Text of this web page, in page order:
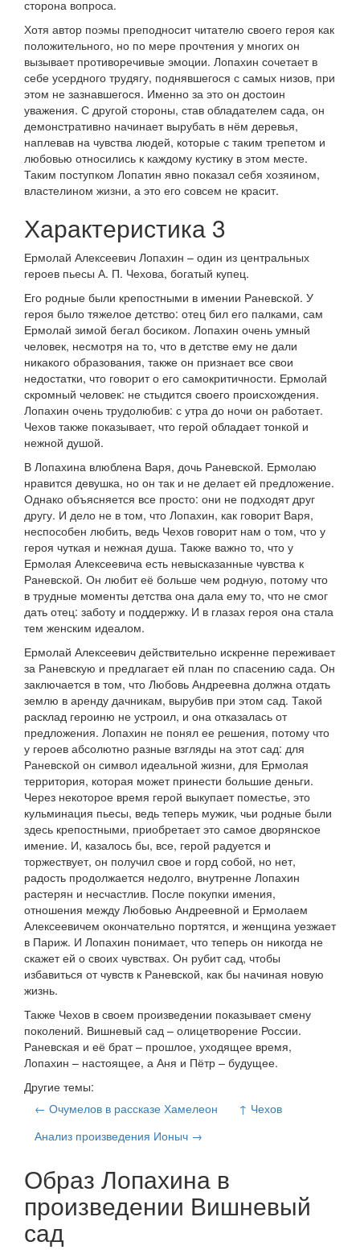
сторона вопроса.
Хотя автор поэмы преподносит читателю своего героя как
положительного, но по мере прочтения у многих он
вызывает противоречивые эмоции. Лопахин сочетает в
себе усердного трудягу, поднявшегося с самых низов, при
этом не зазнавшегося. Именно за это он достоин
уважения. С другой стороны, став обладателем сада, он
демонстративно начинает вырубать в нём деревья,
наплевав на чувства людей, которые с таким трепетом и
любовью относились к каждому кустику в этом месте.
Таким поступком Лопатин явно показал себя хозяином,
властелином жизни, а это его совсем не красит.
Характеристика 3
Ермолай Алексеевич Лопахин – один из центральных
героев пьесы А. П. Чехова, богатый купец.
Его родные были крепостными в имении Раневской. У
героя было тяжелое детство: отец бил его палками, сам
Ермолай зимой бегал босиком. Лопахин очень умный
человек, несмотря на то, что в детстве ему не дали
никакого образования, также он признает все свои
недостатки, что говорит о его самокритичности. Ермолай
скромный человек: не стыдится своего происхождения.
Лопахин очень трудолюбив: с утра до ночи он работает.
Чехов также показывает, что герой обладает тонкой и
нежной душой.
В Лопахина влюблена Варя, дочь Раневской. Ермолаю
нравится девушка, но он так и не делает ей предложение.
Однако объясняется все просто: они не подходят друг
другу. И дело не в том, что Лопахин, как говорит Варя,
неспособен любить, ведь Чехов говорит нам о том, что у
героя чуткая и нежная душа. Также важно то, что у
Ермолая Алексеевича есть невысказанные чувства к
Раневской. Он любит её больше чем родную, потому что
в трудные моменты детства она дала ему то, что не смог
дать отец: заботу и поддержку. И в глазах героя она стала
тем женским идеалом.
Ермолай Алексеевич действительно искренне переживает
за Раневскую и предлагает ей план по спасению сада. Он
заключается в том, что Любовь Андреевна должна отдать
землю в аренду дачникам, вырубив при этом сад. Такой
расклад героиню не устроил, и она отказалась от
предложения. Лопахин не понял ее решения, потому что
у героев абсолютно разные взгляды на этот сад: для
Раневской он символ идеальной жизни, для Ермолая
территория, которая может принести большие деньги.
Через некоторое время герой выкупает поместье, это
кульминация пьесы, ведь теперь мужик, чьи родные были
здесь крепостными, приобретает это самое дворянское
имение. И, казалось бы, все, герой радуется и
торжествует, он получил свое и горд собой, но нет,
радость продолжается недолго, внутренне Лопахин
растерян и несчастлив. После покупки имения,
отношения между Любовью Андреевной и Ермолаем
Алексеевичем окончательно портятся, и женщина уезжает
в Париж. И Лопахин понимает, что теперь он никогда не
скажет ей о своих чувствах. Он рубит сад, чтобы
избавиться от чувств к Раневской, как бы начиная новую
жизнь.
Также Чехов в своем произведении показывает смену
поколений. Вишневый сад – олицетворение России.
Раневская и её брат – прошлое, уходящее время,
Лопахин – настоящее, а Аня и Пётр – будущее.
Другие темы:
← Очумелов в рассказе Хамелеон
↑ Чехов
Анализ произведения Ионыч →
Образ Лопахина в
произведении Вишневый
сад